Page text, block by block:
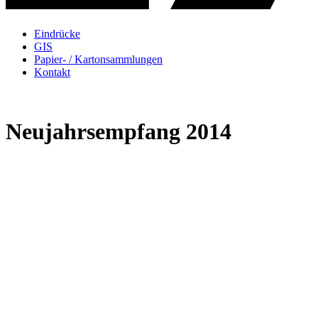
Eindrücke
GIS
Papier- / Kartonsammlungen
Kontakt
Neujahrsempfang 2014